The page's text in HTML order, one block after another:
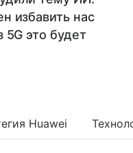
избавить нас
5G это будет
Huawei